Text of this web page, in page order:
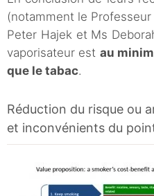
(notamment le
Peter Hajek et Ms
vaporisateur est au
que le tabac.
Réduction du risque ou
et inconvénients du